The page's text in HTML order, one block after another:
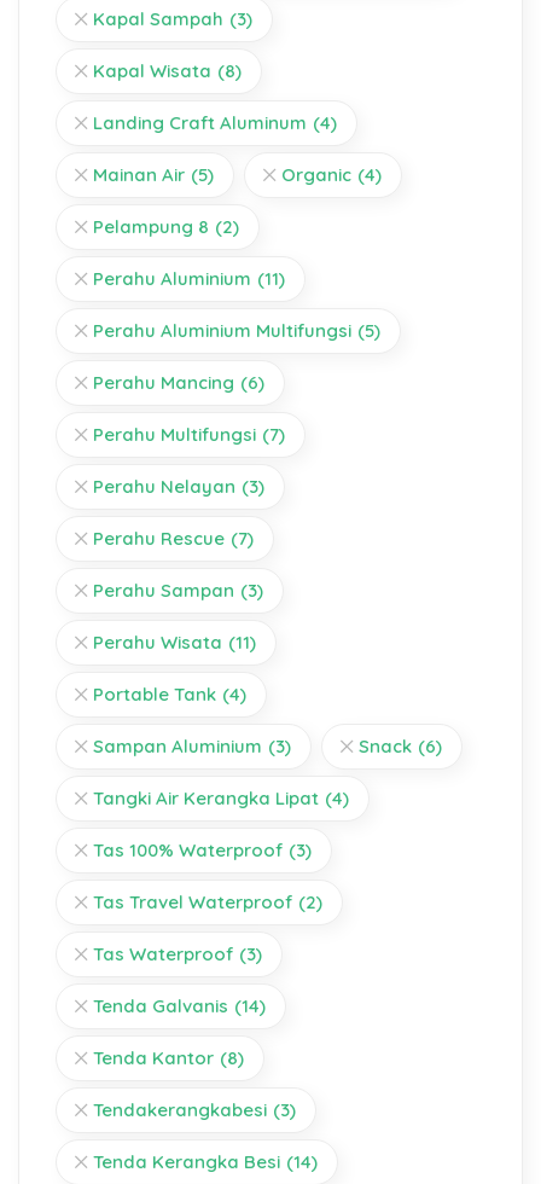
Kapal Sampah (3)
Kapal Wisata (8)
Landing Craft Aluminum (4)
Mainan Air (5) Organic (4)
Pelampung 8 (2)
Perahu Aluminium (11)
Perahu Aluminium Multifungsi (5)
Perahu Mancing (6)
Perahu Multifungsi (7)
Perahu Nelayan (3)
Perahu Rescue (7)
Perahu Sampan (3)
Perahu Wisata (11)
Portable Tank (4)
Sampan Aluminium (3) Snack (6)
Tangki Air Kerangka Lipat (4)
Tas 100% Waterproof (3)
Tas Travel Waterproof (2)
Tas Waterproof (3)
Tenda Galvanis (14)
Tenda Kantor (8)
Tendakerangkabesi (3)
Tenda Kerangka Besi (14)